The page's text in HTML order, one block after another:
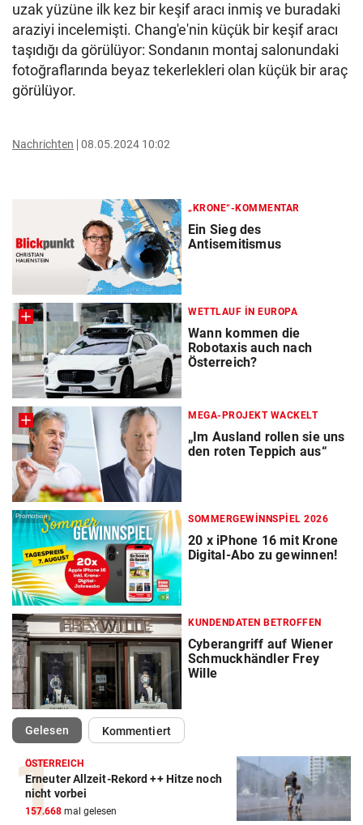
uzak yüzüne ilk kez bir keşif aracı inmiş ve buradaki
araziyi incelemişti. Chang'e'nin küçük bir keşif aracı
taşıdığı da görülüyor: Sondanın montaj salonundaki
fotoğraflarında beyaz tekerlekleri olan küçük bir araç
görülüyor.
Nachrichten 08.05.2024 10:02
„KRONE“-KOMMENTAR
Ein Sieg des
Antisemitismus
WETTLAUF IN EUROPA
Wann kommen die
Robotaxis auch nach
Österreich?
MEGA-PROJEKT WACKELT
„Im Ausland rollen sie uns
den roten Teppich aus“
Promotion SOMMERGEWINNSPIEL 2026
20 x iPhone 16 mit Krone
Digital-Abo zu gewinnen!
KUNDENDATEN BETROFFEN
Cyberangriff auf Wiener
Schmuckhändler Frey
Wille
Gelesen(ausgewählt)Kommentiert
ÖSTERREICH
Erneuter Allzeit-Rekord ++ Hitze noch
nicht vorbei
157.668 mal gelesen